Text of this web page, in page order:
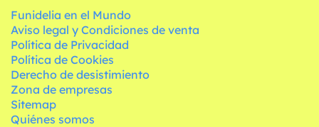
Funidelia en el Mundo
Aviso legal y Condiciones de venta
Política de Privacidad
Política de Cookies
Derecho de desistimiento
Zona de empresas
Sitemap
Quiénes somos